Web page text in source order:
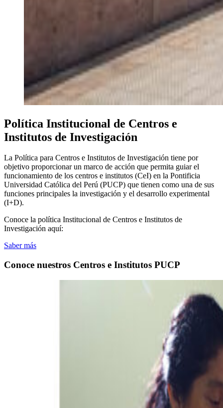
Política Institucional de Centros e
Institutos de Investigación
La Política para Centros e Institutos de Investigación tiene por
objetivo proporcionar un marco de acción que permita guiar el
funcionamiento de los centros e institutos (CeI) en la Pontificia
Universidad Católica del Perú (PUCP) que tienen como una de sus
funciones principales la investigación y el desarrollo experimental
(I+D).
Conoce la política Institucional de Centros e Institutos de
Investigación aquí:
Saber más
Conoce nuestros Centros e Institutos PUCP